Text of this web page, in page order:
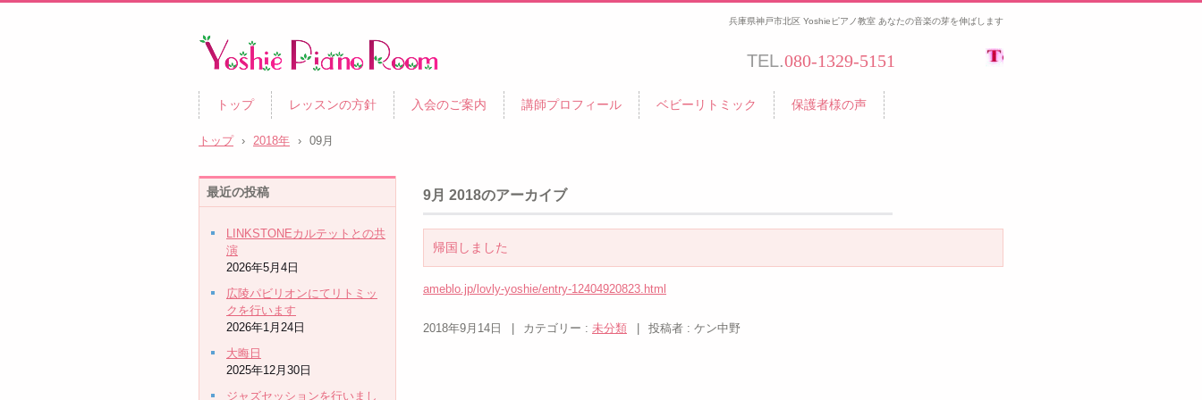
兵庫県神戸市北区 Yoshieピアノ教室 あなたの音楽の芽を伸ばします
TEL.080-1329-5151
トップ レッスンの方針 入会のご案内 講師プロフィール ベビーリトミック 保護者様の声
トップ › 2018年 › 09月
9月 2018のアーカイブ
帰国しました
ameblo.jp/lovly-yoshie/entry-12404920823.html
2018年9月14日 カテゴリー : 未分類 投稿者 : ケン中野
最近の投稿
LINKSTONEカルテットとの共
演
2026年5月4日
広陵パビリオンにてリトミッ
クを行います
2026年1月24日
大晦日
2025年12月30日
ジャズセッションを行いまし